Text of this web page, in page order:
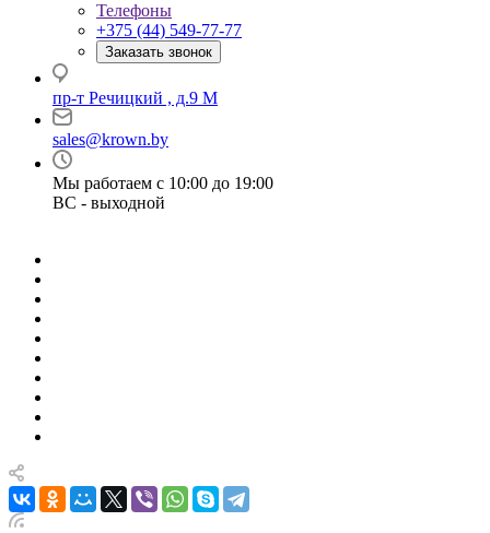
Телефоны
+375 (44) 549-77-77
Заказать звонок
пр-т Речицкий , д.9 М
sales@krown.by
Мы работаем с 10:00 до 19:00
ВС - выходной